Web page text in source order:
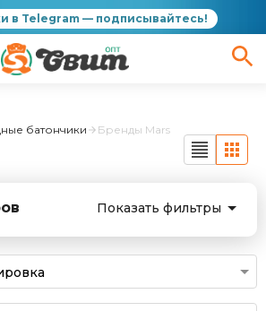
в Telegram — подписывайтесь!
батончики
Бренды Mars
Показать фильтры